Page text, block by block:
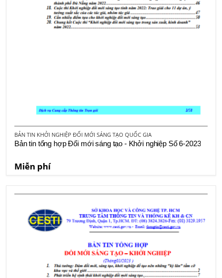
BẢN TIN KHỞI NGHIỆP ĐỔI MỚI SÁNG TẠO QUỐC GIA
Bản tin tổng hợp Đổi mới sáng tạo - Khởi nghiệp Số 6-2023
Miễn phí